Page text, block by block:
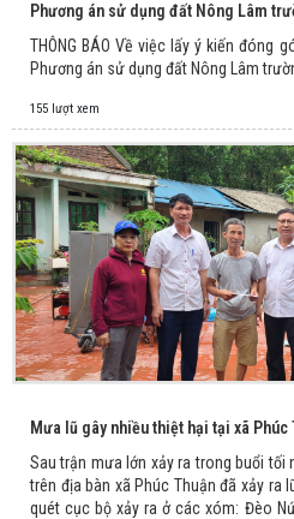
Phương án sử dụng đất Nông Lâm
THÔNG BÁO Về việc lấy ý kiến đóng
Phương án sử dụng đất Nông Lâm
155 lượt xem
Mưa lũ gây nhiều thiệt hại tại xã Phúc
Sau trận mưa lớn xảy ra trong buổi
trên địa bàn xã Phúc Thuận đã xảy ra
quét cục bộ xảy ra ở các xóm: Đèo